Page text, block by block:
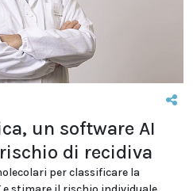
un software AI
di recidiva
per classificare la